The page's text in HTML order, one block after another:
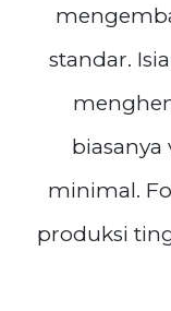
standar.
minimal.
produksi